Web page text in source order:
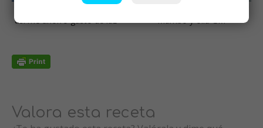
así me ahorro gasto de luz
Mambo y olla GM
Valora esta receta